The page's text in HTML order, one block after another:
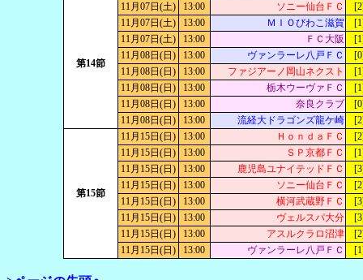
第14節
11月07日(土) 13:00 ソニー仙台ＦＣ
11月07日(土)
13:00 ＭＩＯびわこ滋賀
11月07日(土)
13:00 ＦＣ大阪
11月08日(日)
13:00 ヴァンラーレ八戸ＦＣ
11月08日(日)
13:00 ファジアーノ岡山ネクスト
11月08日(日)
13:00 栃木ウーヴァＦＣ
11月08日(日)
13:00 奈良クラブ
11月08日(日)
13:00 流経大ドラゴンズ龍ケ崎
第15節
11月15日(日) 13:00 ＨｏｎｄａＦＣ
11月15日(日)
13:00 ＳＰ京都ＦＣ
11月15日(日)
13:00 鹿児島ユナイテッドＦＣ
11月15日(日)
13:00 ソニー仙台ＦＣ
11月15日(日)
13:00 横河武蔵野ＦＣ
11月15日(日)
13:00 ヴェルスパ大分
11月15日(日)
13:00 アスルクラロ沼津
11月15日(日)
13:00 ヴァンラーレ八戸ＦＣ